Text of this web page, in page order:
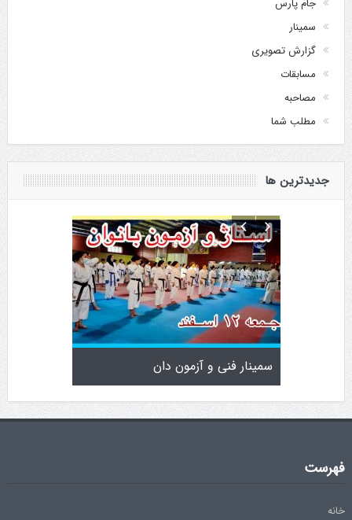
جام پارس
سمینار
گزارش تصویری
مسابقات
مصاحبه
مطلب شما
جدیدترین ها
تولد سمینار فنی و آزمون دان
فهرست
خانه